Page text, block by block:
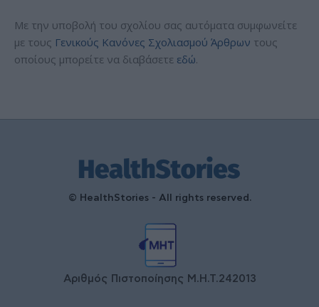
Με την υποβολή του σχολίου σας αυτόματα συμφωνείτε
με τους Γενικούς Κανόνες Σχολιασμού Άρθρων τους
οποίους μπορείτε να διαβάσετε εδώ.
© HealthStories - All rights reserved.
Αριθμός Πιστοποίησης Μ.Η.Τ.242013